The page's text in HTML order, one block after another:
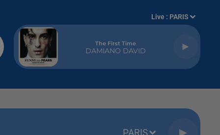
Live : PARIS
The First Time
DAMIANO DAVID
PARIS